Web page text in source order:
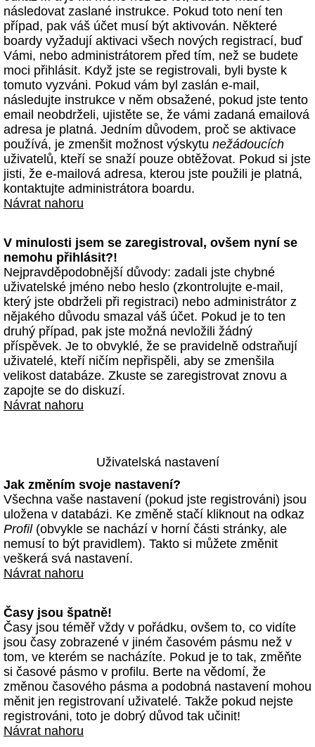
následovat zaslané instrukce. Pokud toto není ten
případ, pak váš účet musí být aktivován. Některé
boardy vyžadují aktivaci všech nových registrací, buď
Vámi, nebo administrátorem před tím, než se budete
moci přihlásit. Když jste se registrovali, byli byste k
tomuto vyzváni. Pokud vám byl zaslán e-mail,
následujte instrukce v něm obsažené, pokud jste tento
email neobdrželi, ujistěte se, že vámi zadaná emailová
adresa je platná. Jedním důvodem, proč se aktivace
používá, je zmenšit možnost výskytu nežádoucích
uživatelů, kteří se snaží pouze obtěžovat. Pokud si jste
jisti, že e-mailová adresa, kterou jste použili je platná,
kontaktujte administrátora boardu.
Návrat nahoru
V minulosti jsem se zaregistroval, ovšem nyní se
nemohu přihlásit?!
Nejpravděpodobnější důvody: zadali jste chybné
uživatelské jméno nebo heslo (zkontrolujte e-mail,
který jste obdrželi při registraci) nebo administrátor z
nějakého důvodu smazal váš účet. Pokud je to ten
druhý případ, pak jste možná nevložili žádný
příspěvek. Je to obvyklé, že se pravidelně odstraňují
uživatelé, kteří ničím nepřispěli, aby se zmenšila
velikost databáze. Zkuste se zaregistrovat znovu a
zapojte se do diskuzí.
Návrat nahoru
Uživatelská nastavení
Jak změním svoje nastavení?
Všechna vaše nastavení (pokud jste registrováni) jsou
uložena v databázi. Ke změně stačí kliknout na odkaz
Profil(obvykle se nachází v horní části stránky, ale
nemusí to být pravidlem). Takto si můžete změnit
veškerá svá nastavení.
Návrat nahoru
Časy jsou špatně!
Časy jsou téměř vždy v pořádku, ovšem to, co vidíte
jsou časy zobrazené v jiném časovém pásmu než v
tom, ve kterém se nacházíte. Pokud je to tak, změňte
si časové pásmo v profilu. Berte na vědomí, že
změnou časového pásma a podobná nastavení mohou
měnit jen registrovaní uživatelé. Takže pokud nejste
registrováni, toto je dobrý důvod tak učinit!
Návrat nahoru